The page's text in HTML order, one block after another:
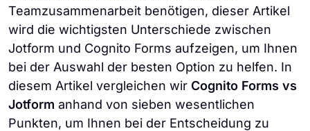
Teamzusammenarbeit benötigen, dieser Artikel
wird die wichtigsten Unterschiede zwischen
Jotform und Cognito Forms aufzeigen, um Ihnen
bei der Auswahl der besten Option zu helfen. In
diesem Artikel vergleichen wir Cognito Forms vs
Jotform anhand von sieben wesentlichen
Punkten, um Ihnen bei der Entscheidung zu